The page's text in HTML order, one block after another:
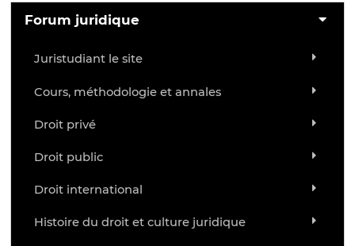
Forum juridique
Juristudiant le site
Cours, méthodologie et annales
Droit privé
Droit public
Droit international
Histoire du droit et culture juridique